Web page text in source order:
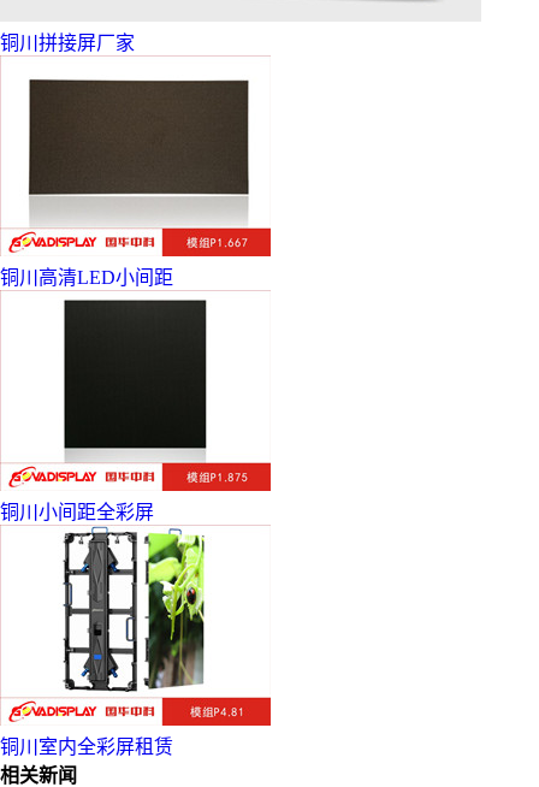
铜川拼接屏厂家
铜川高清LED小间距
铜川小间距全彩屏
铜川室内全彩屏租赁
相关新闻